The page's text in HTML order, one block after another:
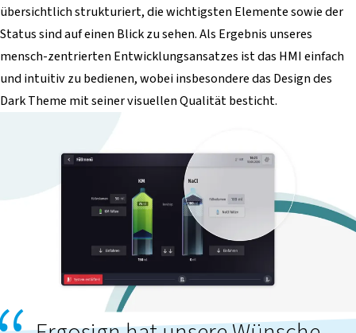
übersichtlich strukturiert, die wichtigsten Elemente sowie der
Status sind auf einen Blick zu sehen. Als Ergebnis unseres
mensch-zentrierten Entwicklungsansatzes ist das HMI einfach
und intuitiv zu bedienen, wobei insbesondere das Design des
Dark Theme mit seiner visuellen Qualität besticht.